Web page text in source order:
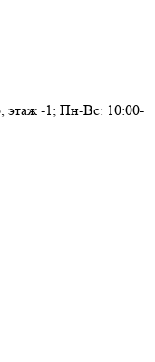
-1; Пн-Вс: 10:00-